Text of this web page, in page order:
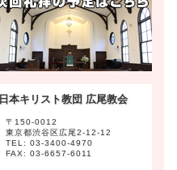
日本キリスト教団 広尾教会
〒150-0012
東京都渋谷区広尾2-12-12
TEL: 03-3400-4970
FAX: 03-6657-6011